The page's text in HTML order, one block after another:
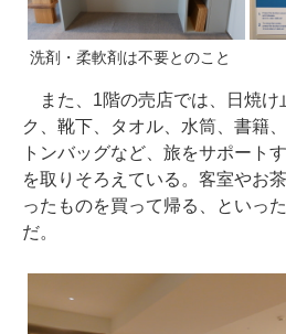
洗剤・柔軟剤は不要とのこと
また、1階の売店では、日焼け
ク、靴下、タオル、水筒、書籍
トンバッグなど、旅をサポート
を取りそろえている。客室やお
ったものを買って帰る、といっ
だ。